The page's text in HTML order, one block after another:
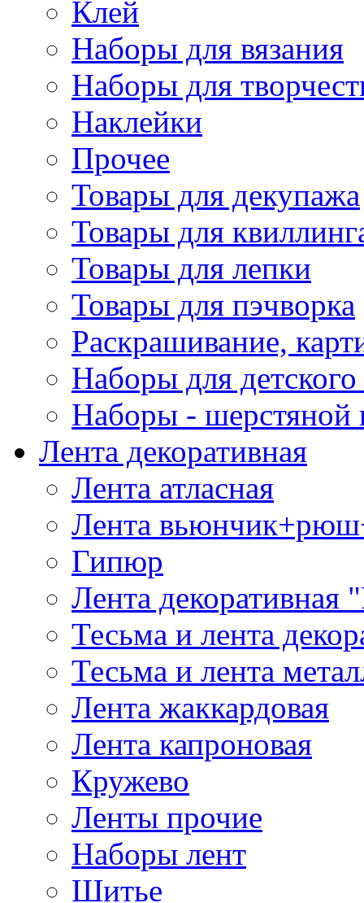
Клей
Наборы для вязания
Наборы для
Наклейки
Прочее
Товары для декупажа
Товары для
Товары для лепки
Товары для пэчворка
Раскрашивание,
Наборы для
Наборы - шерстяной
Лента декоративная
Лента атласная
Лента
Гипюр
Лента декоративная
Тесьма и лента
Тесьма и лента
Лента жаккардовая
Лента капроновая
Кружево
Ленты прочие
Наборы лент
Шитье